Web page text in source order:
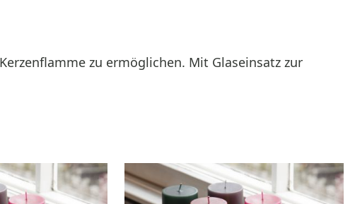
zu ermöglichen. Mit Glaseinsatz zur